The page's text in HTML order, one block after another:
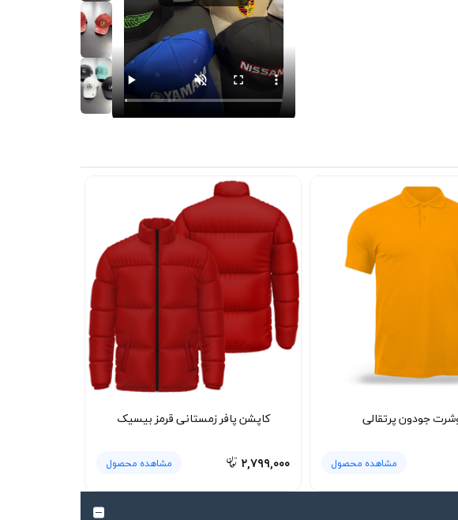
جودون پرتقالی
مشاهده محصول
کاپشن پافر زمستانی قرمز بیسیک
۲,۷۹۹,۰۰۰ مشاهده محصول